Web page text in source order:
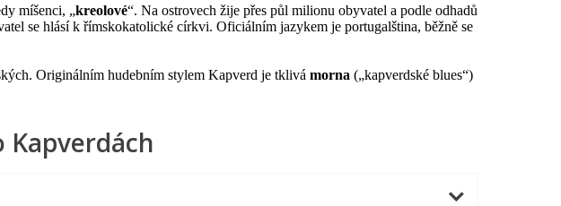
míšenci, „kreolové“. Na ostrovech žije přes půl milionu obyvatel a podle odhadů
se hlásí k římskokatolické církvi. Oficiálním jazykem je portugalština, běžně se
Originálním hudebním stylem Kapverd je tklivá morna („kapverdské blues“)
Kapverdách